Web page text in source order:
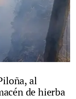
al
de hierba